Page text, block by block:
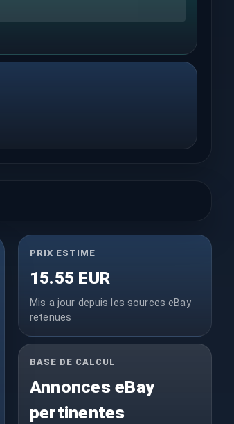
PRIX ESTIME
15.55 EUR
Mis a jour depuis les sources eBay
retenues
BASE DE CALCUL
Annonces eBay
pertinentes